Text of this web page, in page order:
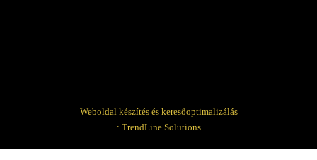
Weboldal készítés és keresőoptimalizálás
: TrendLine Solutions